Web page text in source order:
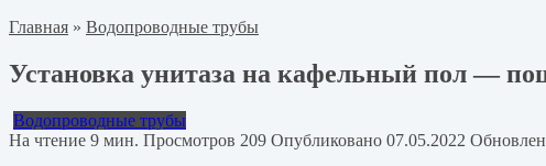
Главная » Водопроводные трубы
Установка унитаза на кафельный пол —
Водопроводные трубы
На чтение 9 мин. Просмотров 209 Опубликовано 07.05.2022